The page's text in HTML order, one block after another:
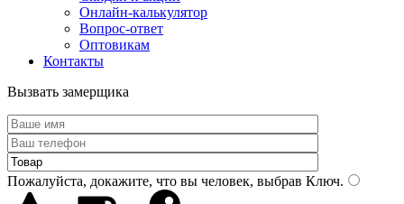
Онлайн-калькулятор
Вопрос-ответ
Оптовикам
Контакты
Вызвать замерщика
Пожалуйста, докажите, что вы человек, выбрав Ключ.